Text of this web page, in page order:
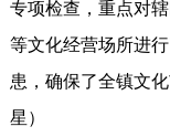
专项检查，重点对
等文化经营场所进
患，确保了全镇文
星）